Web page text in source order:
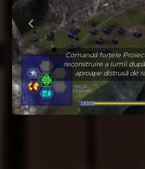
Comandă forțele
reconstruire a lumii
aproape distrusă de